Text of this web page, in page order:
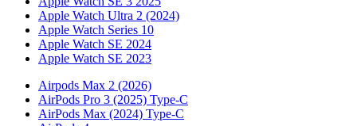
Apple Watch Ultra 2 (2024)
Apple Watch Series 10
Apple Watch SE 2024
Apple Watch SE 2023
Airpods Max 2 (2026)
AirPods Pro 3 (2025) Type-C
AirPods Max (2024) Type-C